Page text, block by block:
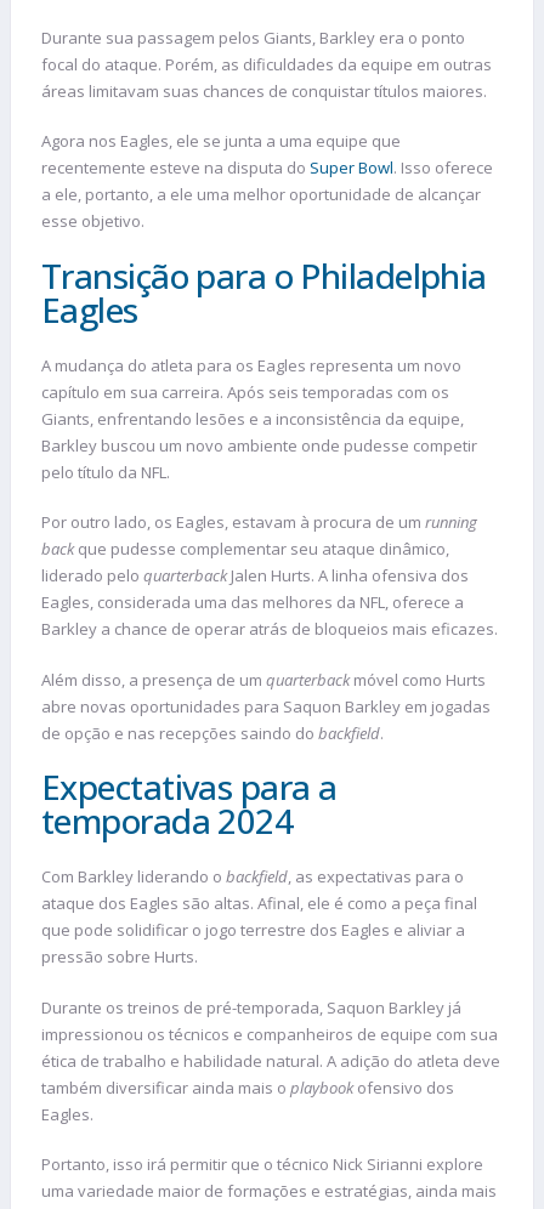
Durante sua passagem pelos Giants, Barkley era o ponto
focal do ataque. Porém, as dificuldades da equipe em outras
áreas limitavam suas chances de conquistar títulos maiores.
Agora nos Eagles, ele se junta a uma equipe que
recentemente esteve na disputa do Super Bowl. Isso oferece
a ele, portanto, a ele uma melhor oportunidade de alcançar
esse objetivo.
Transição para o Philadelphia
Eagles
A mudança do atleta para os Eagles representa um novo
capítulo em sua carreira. Após seis temporadas com os
Giants, enfrentando lesões e a inconsistência da equipe,
Barkley buscou um novo ambiente onde pudesse competir
pelo título da NFL.
Por outro lado, os Eagles, estavam à procura de um running
backque pudesse complementar seu ataque dinâmico,
liderado pelo quarterbackJalen Hurts. A linha ofensiva dos
Eagles, considerada uma das melhores da NFL, oferece a
Barkley a chance de operar atrás de bloqueios mais eficazes.
Além disso, a presença de um quarterbackmóvel como Hurts
abre novas oportunidades para Saquon Barkley em jogadas
de opção e nas recepções saindo do backfield​.
Expectativas para a
temporada 2024
Com Barkley liderando o backfield, as expectativas para o
ataque dos Eagles são altas. Afinal, ele é como a peça final
que pode solidificar o jogo terrestre dos Eagles e aliviar a
pressão sobre Hurts.
Durante os treinos de pré-temporada, Saquon Barkley já
impressionou os técnicos e companheiros de equipe com sua
ética de trabalho e habilidade natural. A adição do atleta deve
também diversificar ainda mais o playbookofensivo dos
Eagles.
Portanto, isso irá permitir que o técnico Nick Sirianni explore
uma variedade maior de formações e estratégias, ainda mais